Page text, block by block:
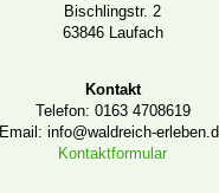
Bischlingstr. 2
63846 Laufach
Kontakt
Telefon: 0163 4708619
Email: info@waldreich-
Kontaktformular